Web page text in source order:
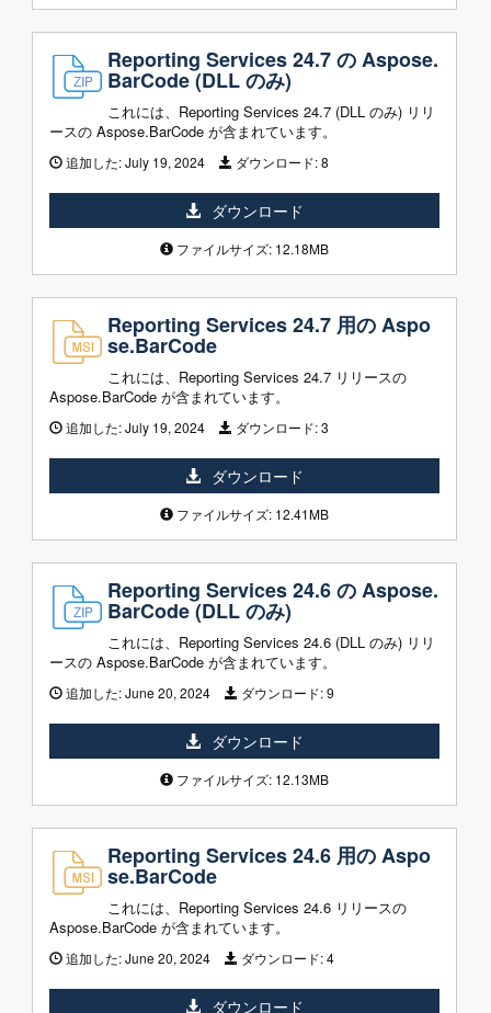
Reporting Services 24.7 の Aspose.
BarCode (DLL のみ)
これには、Reporting Services 24.7 (DLL のみ) リリ
ースの Aspose.BarCode が含まれています。
追加した:July 19, 2024 ダウンロード:8
ダウンロード
ファイルサイズ: 12.18MB
Reporting Services 24.7 用の Aspo
se.BarCode
これには、Reporting Services 24.7 リリースの
Aspose.BarCode が含まれています。
追加した:July 19, 2024 ダウンロード:3
ダウンロード
ファイルサイズ: 12.41MB
Reporting Services 24.6 の Aspose.
BarCode (DLL のみ)
これには、Reporting Services 24.6 (DLL のみ) リリ
ースの Aspose.BarCode が含まれています。
追加した:June 20, 2024 ダウンロード:9
ダウンロード
ファイルサイズ: 12.13MB
Reporting Services 24.6 用の Aspo
se.BarCode
これには、Reporting Services 24.6 リリースの
Aspose.BarCode が含まれています。
追加した:June 20, 2024 ダウンロード:4
ダウンロード